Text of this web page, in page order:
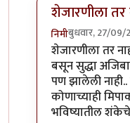
शेजारणीला तर
निमीबुधवार, 27/09/
In reply toएक
शेजारणीला तर
बसून सुद्धा
पण झालेली
कोणाच्याही
भविष्यातील